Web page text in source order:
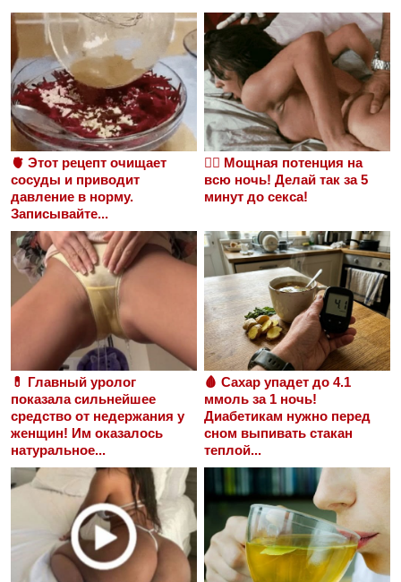
🫀 Этот рецепт очищает
сосуды и приводит
давление в норму.
Записывайте...
❤️‍🔥 Мощная потенция на
всю ночь! Делай так за 5
минут до секса!
💊 Главный уролог
показала сильнейшее
средство от недержания у
женщин! Им оказалось
натуральное...
🩸 Сахар упадет до 4.1
ммоль за 1 ночь!
Диабетикам нужно перед
сном выпивать стакан
теплой...